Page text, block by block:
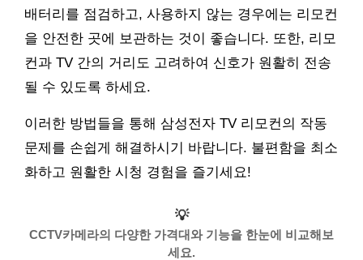
배터리를 점검하고, 사용하지 않는 경우에는 리모컨
을 안전한 곳에 보관하는 것이 좋습니다. 또한, 리모
컨과 TV 간의 거리도 고려하여 신호가 원활히 전송
될 수 있도록 하세요.
이러한 방법들을 통해 삼성전자 TV 리모컨의 작동
문제를 손쉽게 해결하시기 바랍니다. 불편함을 최소
화하고 원활한 시청 경험을 즐기세요!
💡
CCTV카메라의 다양한 가격대와 기능을 한눈에 비교해보
세요.